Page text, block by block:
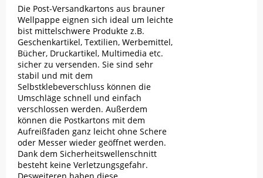
Die Post-Versandkartons aus brauner
Wellpappe eignen sich ideal um leichte
bist mittelschwere Produkte z.B.
Geschenkartikel, Textilien, Werbemittel,
Bücher, Druckartikel, Multimedia etc.
sicher zu versenden. Sie sind sehr
stabil und mit dem
Selbstklebeverschluss können die
Umschläge schnell und einfach
verschlossen werden. Außerdem
können die Postkartons mit dem
Aufreißfaden ganz leicht ohne Schere
oder Messer wieder geöffnet werden.
Dank dem Sicherheitswellenschnitt
besteht keine Verletzungsgefahr.